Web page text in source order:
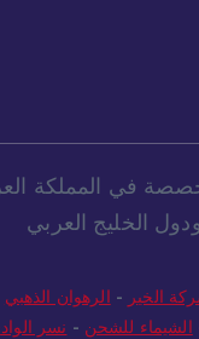
في المملكة
ودول الخليج العربي
الخير - الرهوان الذهبي
الشيماء للشحن - نسر